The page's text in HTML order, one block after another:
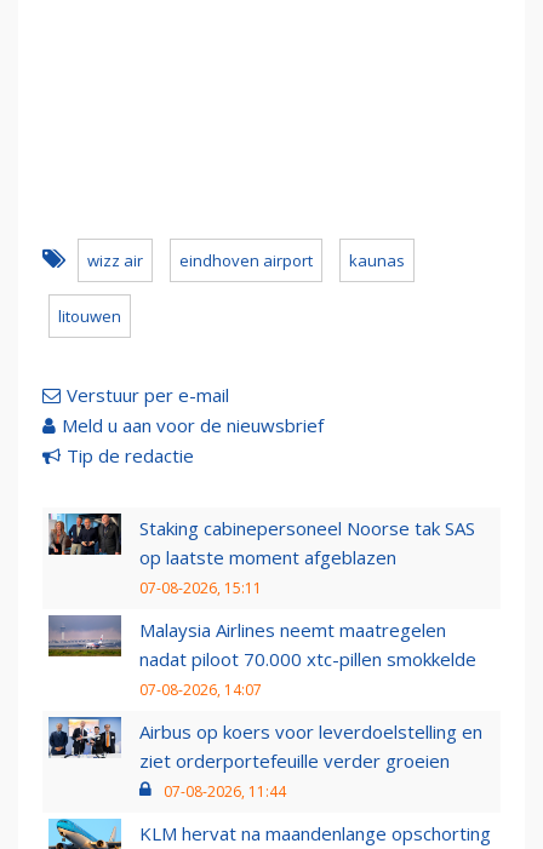
wizz air eindhoven airport kaunas
litouwen
Verstuur per e-mail
Meld u aan voor de nieuwsbrief
Tip de redactie
Staking cabinepersoneel Noorse tak SAS
op laatste moment afgeblazen
07-08-2026, 15:11
Malaysia Airlines neemt maatregelen
nadat piloot 70.000 xtc-pillen smokkelde
07-08-2026, 14:07
Airbus op koers voor leverdoelstelling en
ziet orderportefeuille verder groeien
07-08-2026, 11:44
KLM hervat na maandenlange opschorting